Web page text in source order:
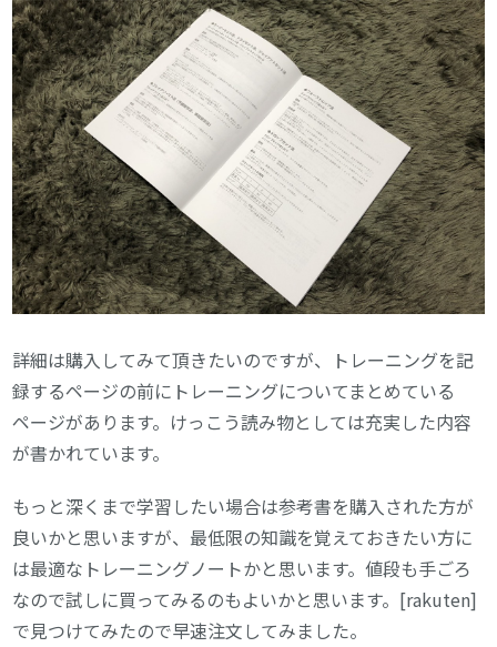
詳細は購入してみて頂きたいのですが、トレーニングを記
録するページの前にトレーニングについてまとめている
ページがあります。けっこう読み物としては充実した内容
が書かれています。
もっと深くまで学習したい場合は参考書を購入された方が
良いかと思いますが、最低限の知識を覚えておきたい方に
は最適なトレーニングノートかと思います。値段も手ごろ
なので試しに買ってみるのもよいかと思います。[rakuten]
で見つけてみたので早速注文してみました。